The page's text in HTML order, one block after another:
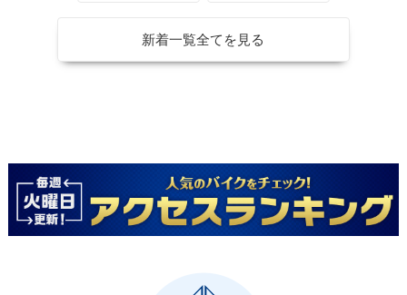
新着一覧全てを見る